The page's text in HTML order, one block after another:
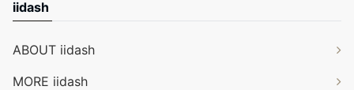
iidash
ABOUT iidash
MORE iidash